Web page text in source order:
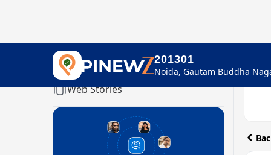
201301
Home
Web Stories